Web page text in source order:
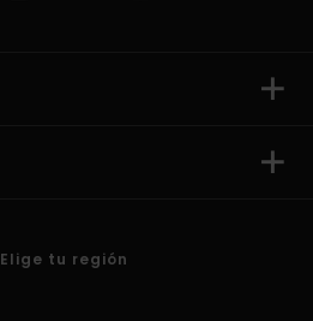
Elige tu región